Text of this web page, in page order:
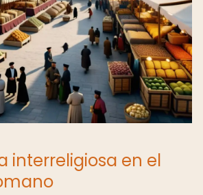
interreligiosa en el